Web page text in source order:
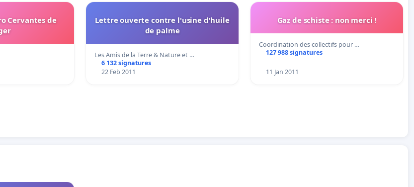
Cervantes de
Lettre ouverte contre l'usine d'huile
de palme
Les Amis de la Terre & Nature et …
6 132 signatures
22 Feb 2011
Gaz de schiste : non merci !
Coordination des collectifs pour …
127 988 signatures
11 Jan 2011